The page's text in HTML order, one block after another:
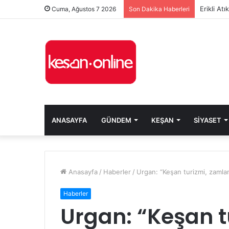
Cuma, Ağustos 7 2026 Son Dakika Haberleri Erikli
ANASAYFA GÜNDEM KEŞAN SIYASET
Anasayfa / Haberler / Urgan: “Keşan turizmi,
Haberler
Urgan: